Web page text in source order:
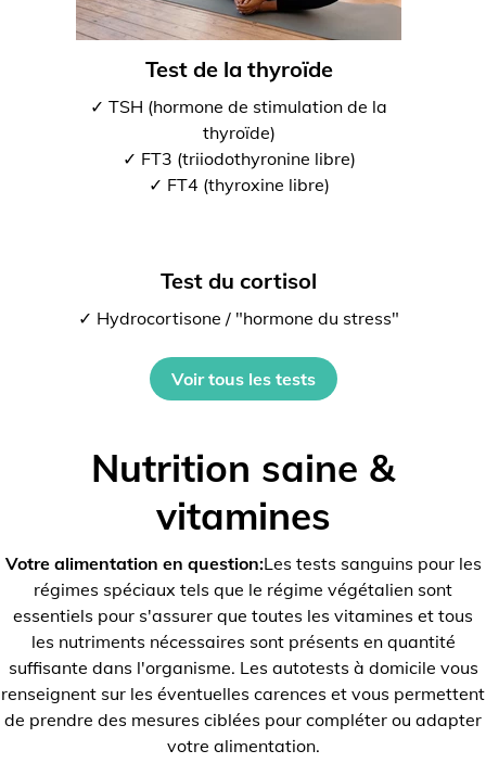
Test de la thyroïde
✓ TSH (hormone de stimulation de la
thyroïde)
✓ FT3 (triiodothyronine libre)
✓ FT4 (thyroxine libre)
Test du cortisol
✓ Hydrocortisone / "hormone du stress"
Voir tous les tests
Nutrition saine &
vitamines
Votre alimentation en question:Les tests sanguins pour les
régimes spéciaux tels que le régime végétalien sont
essentiels pour s'assurer que toutes les vitamines et tous
les nutriments nécessaires sont présents en quantité
suffisante dans l'organisme. Les autotests à domicile vous
renseignent sur les éventuelles carences et vous permettent
de prendre des mesures ciblées pour compléter ou adapter
votre alimentation.